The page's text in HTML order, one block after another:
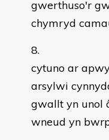
gwerthuso'r
chymryd
cytuno ar
arsylwi
gwallt yn unol
wneud yn